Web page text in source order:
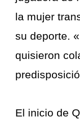
la mujer
su deporte.
quisieron
El inicio de